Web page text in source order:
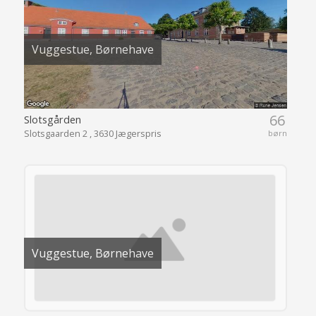
Vuggestue, Børnehave
66
børn
Slotsgården
Slotsgaarden 2 , 3630 Jægerspris
Vuggestue, Børnehave